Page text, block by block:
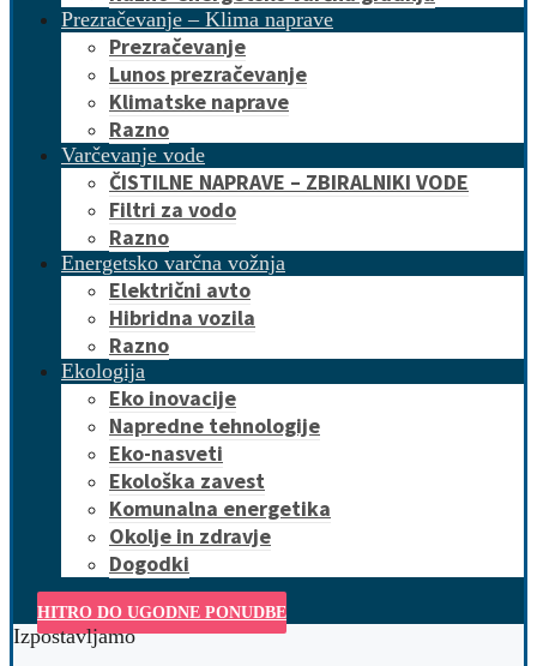
Prezračevanje – Klima naprave
Prezračevanje
Lunos prezračevanje
Klimatske naprave
Razno
Varčevanje vode
ČISTILNE NAPRAVE – ZBIRALNIKI VODE
Filtri za vodo
Razno
Energetsko varčna vožnja
Električni avto
Hibridna vozila
Razno
Ekologija
Eko inovacije
Napredne tehnologije
Eko-nasveti
Ekološka zavest
Komunalna energetika
Okolje in zdravje
Dogodki
HITRO DO UGODNE PONUDBE
Izpostavljamo